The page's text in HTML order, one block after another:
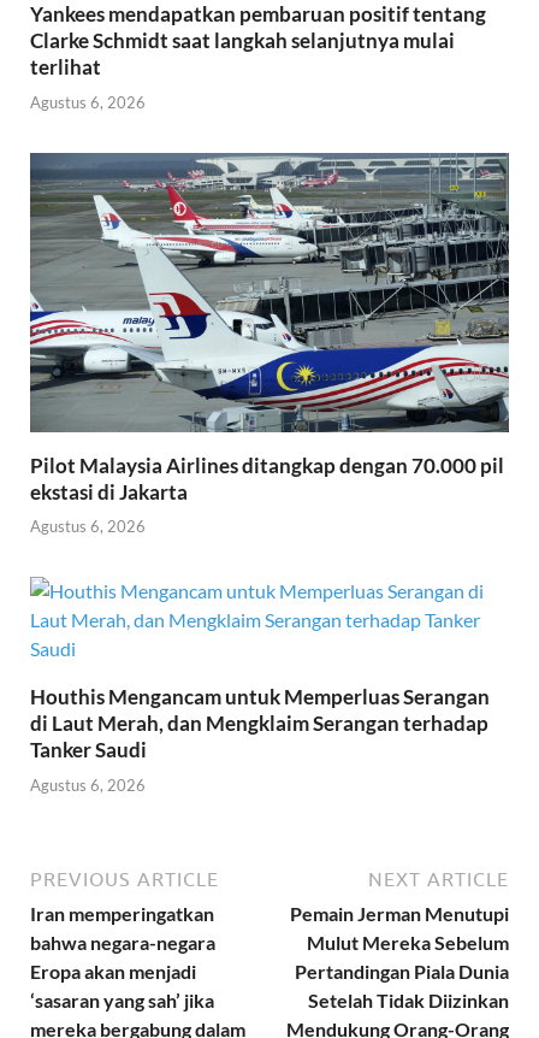
Yankees mendapatkan pembaruan positif tentang
Clarke Schmidt saat langkah selanjutnya mulai
terlihat
Agustus 6, 2026
Pilot Malaysia Airlines ditangkap dengan 70.000 pil
ekstasi di Jakarta
Agustus 6, 2026
Houthis Mengancam untuk Memperluas Serangan
di Laut Merah, dan Mengklaim Serangan terhadap
Tanker Saudi
Agustus 6, 2026
PREVIOUS ARTICLE
Iran memperingatkan
bahwa negara-negara
Eropa akan menjadi
‘sasaran yang sah’ jika
mereka bergabung dalam
NEXT ARTICLE
Pemain Jerman Menutupi
Mulut Mereka Sebelum
Pertandingan Piala Dunia
Setelah Tidak Diizinkan
Mendukung Orang-Orang